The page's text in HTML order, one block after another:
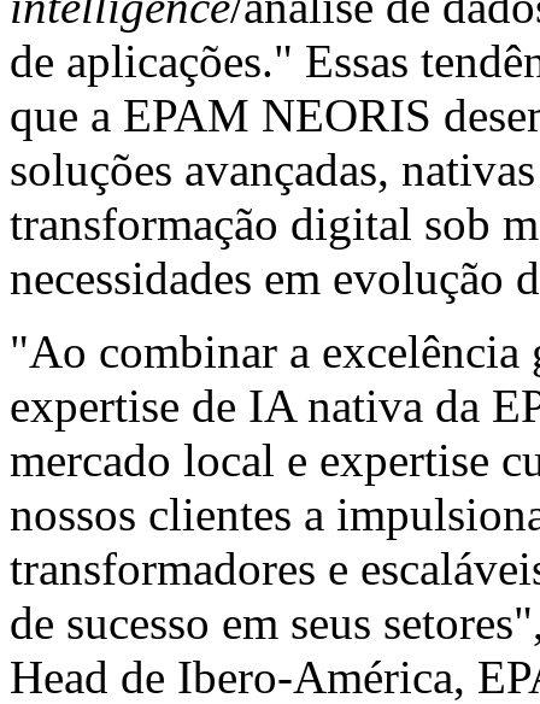
de aplicações." Essas
que a EPAM NEORIS
soluções avançadas,
transformação digital sob
necessidades em evolução
"Ao combinar a excelência
expertise de IA nativa da
mercado local e expertise
nossos clientes a
transformadores e
de sucesso em seus
Head de Ibero-América,